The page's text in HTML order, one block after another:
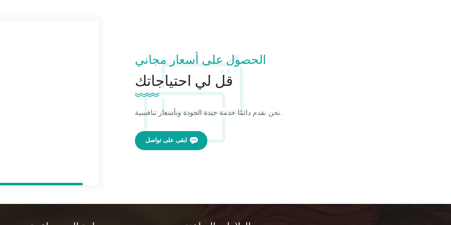
الحصول على أسعار مجاني
قل لي احتياجاتك
نحن نقدم دائمًا خدمة جيدة الجودة وبأسعار تنافسية.
ابقى على تواصل